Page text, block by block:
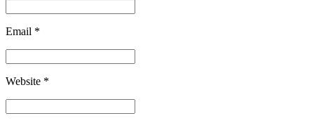
Email *
Website *